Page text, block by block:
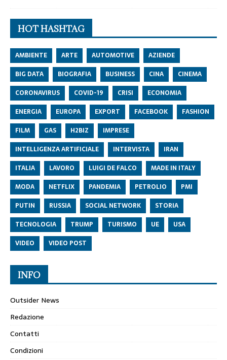
HOT HASHTAG
AMBIENTE ARTE AUTOMOTIVE
AZIENDE
BIG DATA
BIOGRAFIA BUSINESS CINA
CINEMA
CORONAVIRUS
COVID-19 CRISI
ECONOMIA
ENERGIA
EUROPA EXPORT FACEBOOK
FASHION
FILM
GAS H2BIZ
IMPRESE
INTELLIGENZA ARTIFICIALE
INTERVISTA
IRAN
ITALIA
LAVORO LUIGI DE FALCO
MADE IN ITALY
MODA
NETFLIX PANDEMIA PETROLIO
PMI
PUTIN
RUSSIA SOCIAL NETWORK
STORIA
TECNOLOGIA
TRUMP TURISMO UE
USA
VIDEO
VIDEO POST
INFO
Outsider News
Redazione
Contatti
Condizioni